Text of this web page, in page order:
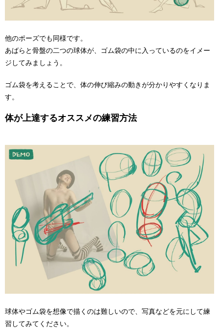
他のポーズでも同様です。
あばらと骨盤の二つの球体が、ゴム袋の中に入っているのをイメー
ジしてみましょう。
ゴム袋を考えることで、体の伸び縮みの動きが分かりやすくなりま
す。
体が上達するオススメの練習方法
球体やゴム袋を想像で描くのは難しいので、写真などを元にして練
習してみてください。